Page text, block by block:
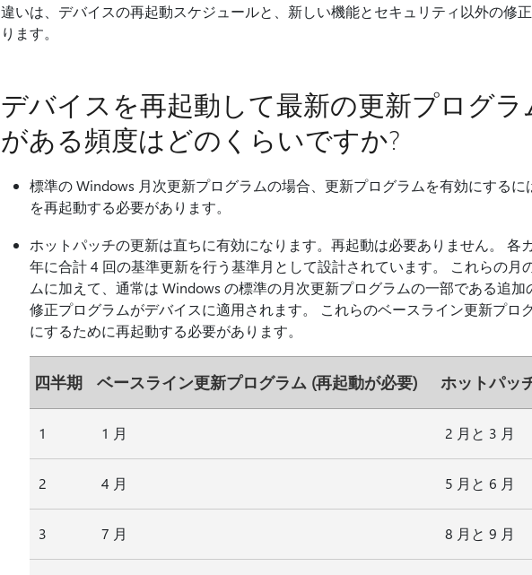
違いは、デバイスの再起動スケジュールと、新しい機能とセキュリティ以外の修
ります。
デバイスを再起動して最新の更新プログ
がある頻度はどのくらいですか?
標準の Windows 月次更新プログラムの場合、更新プログラムを有効にする
を再起動する必要があります。
ホットパッチの更新は直ちに有効になります。再起動は必要ありません。 各
年に合計 4 回の基準更新を行う基準月として設計されています。 これらの月
ムに加えて、通常は Windows の標準の月次更新プログラムの一部である追
修正プログラムがデバイスに適用されます。 これらのベースライン更新プロ
にするために再起動する必要があります。
四半期 ベースライン更新プログラム (再起動が必要) ホットパッ
1 1 月 2 月と 3 月
2 4 月 5 月と 6 月
3 7 月 8 月と 9 月